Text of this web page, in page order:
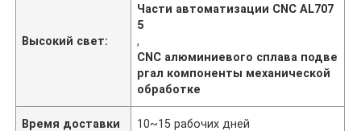
Высокий свет:
Части автоматизации CNC AL707
5
,
CNC алюминиевого сплава подве
ргал компоненты механической
обработке
Время доставки 10~15 рабочих дней